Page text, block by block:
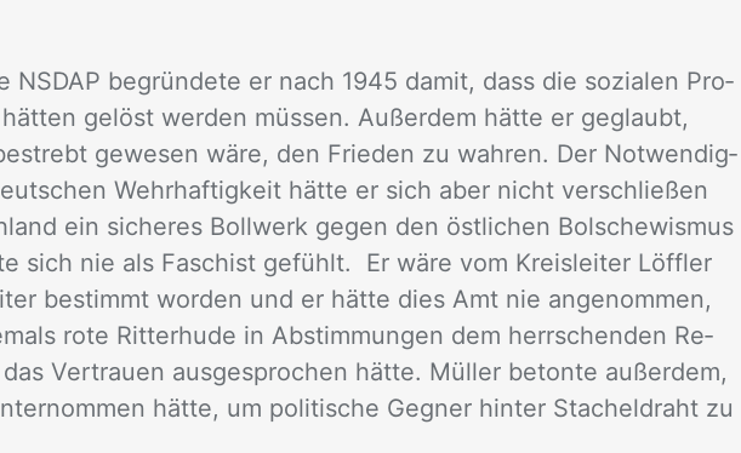
NS­DAP be­grün­de­te er nach 1945 da­mit, dass die so­zia­len Pro­
ge­löst wer­den müs­sen. Au­ßer­dem hät­te er ge­glaubt,
ge­we­sen wäre, den Frie­den zu wah­ren. Der Not­wen­dig­
Wehr­haf­tig­keit hät­te er sich aber nicht ver­schlie­ßen
ein si­che­res Boll­werk ge­gen den öst­li­chen Bol­sche­wis­mus
sich nie als Fa­schist ge­fühlt. Er wäre vom Kreis­lei­ter Löff­ler
be­stimmt wor­den und er hät­te dies Amt nie an­ge­nom­men,
rote Rit­ter­hu­de in Ab­stim­mun­gen dem herr­schen­den Re­
Ver­trau­en aus­ge­spro­chen hät­te. Mül­ler be­ton­te au­ßer­dem,
hät­te, um po­li­ti­sche Geg­ner hin­ter Sta­chel­draht zu